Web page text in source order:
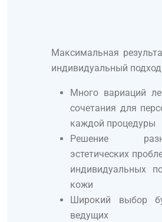
Максимальная
индивидуальный
Много вариаций
сочетания для
каждой процедуры
Решение
эстетических
индивидуальных
кожи
Широкий выбор
ведущих